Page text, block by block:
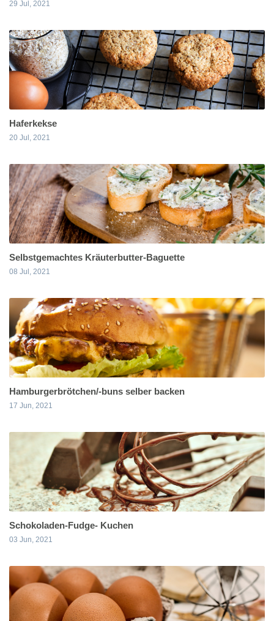
29 Jul, 2021
Haferkekse
20 Jul, 2021
Selbstgemachtes Kräuterbutter-Baguette
08 Jul, 2021
Hamburgerbrötchen/-buns selber backen
17 Jun, 2021
Schokoladen-Fudge- Kuchen
03 Jun, 2021